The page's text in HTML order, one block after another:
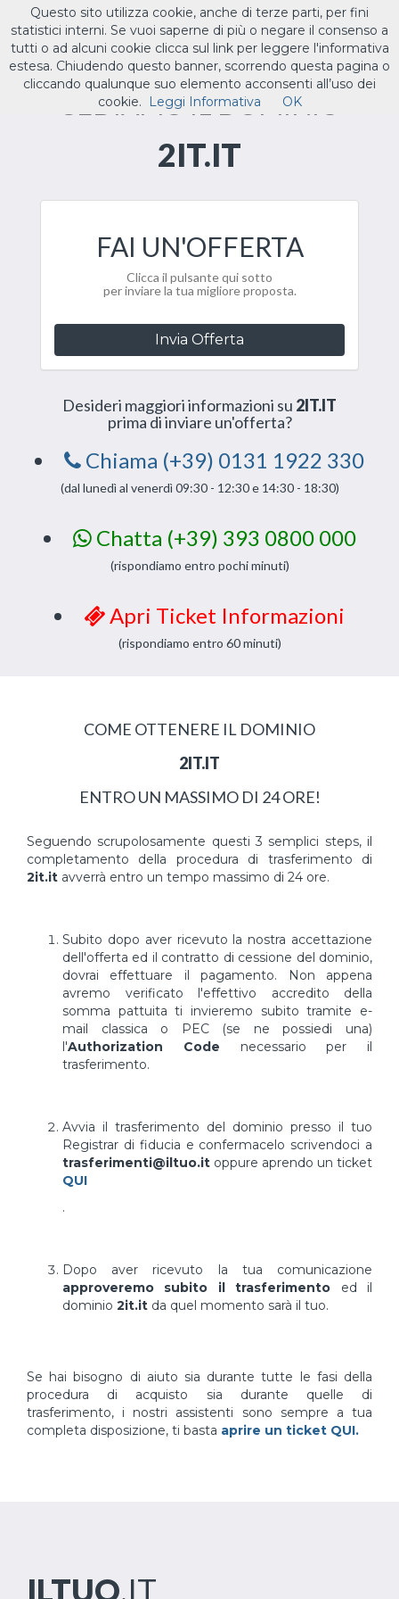
Toggle
ILTUO.IT
CEDIAMO IL DOMINIO
2IT.IT
FAI UN'OFFERTA
Clicca il pulsante qui sotto
per inviare la tua migliore proposta.
Invia Offerta
Desideri maggiori informazioni su 2IT.IT
prima di inviare un'offerta?
Chiama (+39) 0131 1922 330
(dal lunedì al venerdì 09:30 - 12:30 e 14:30 - 18:30)
Chatta (+39) 393 0800 000
(rispondiamo entro pochi minuti)
Apri Ticket Informazioni
(rispondiamo entro 60 minuti)
COME OTTENERE IL DOMINIO
2IT.IT
ENTRO UN MASSIMO DI 24 ORE!
Seguendo scrupolosamente questi 3 semplici steps, il
completamento della procedura di trasferimento di
2it.it avverrà entro un tempo massimo di 24 ore.
Subito dopo aver ricevuto la nostra accettazione
dell'offerta ed il contratto di cessione del dominio,
dovrai effettuare il pagamento. Non appena
avremo verificato l'effettivo accredito della
somma pattuita ti invieremo subito tramite e-
mail classica o PEC (se ne possiedi una)
l'Authorization Code necessario per il
trasferimento.
Avvia il trasferimento del dominio presso il tuo
Registrar di fiducia e confermacelo scrivendoci a
trasferimenti@iltuo.it oppure aprendo un ticket
QUI
.
Dopo aver ricevuto la tua comunicazione
approveremo subito il trasferimento ed il
dominio 2it.it da quel momento sarà il tuo.
Se hai bisogno di aiuto sia durante tutte le fasi della
procedura di acquisto sia durante quelle di
trasferimento, i nostri assistenti sono sempre a tua
completa disposizione, ti basta aprire un ticket QUI.
ILTUO.IT
Questo sito utilizza cookie, anche di terze parti, per fini
statistici interni. Se vuoi saperne di più o negare il consenso a
tutti o ad alcuni cookie clicca sul link per leggere l'informativa
estesa. Chiudendo questo banner, scorrendo questa pagina o
cliccando qualunque suo elemento acconsenti all’uso dei
cookie.
Leggi Informativa OK